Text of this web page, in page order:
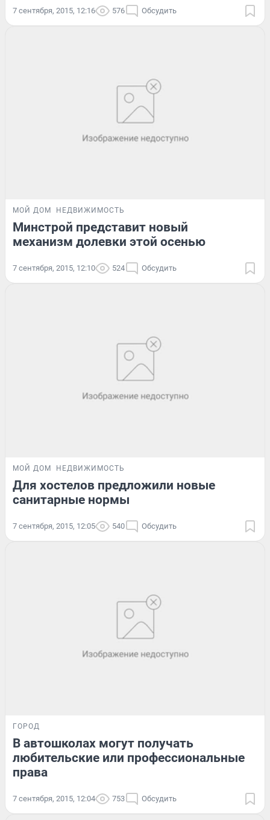
7 сентября, 2015, 12:16 576 Обсудить
МОЙ ДОМ НЕДВИЖИМОСТЬ
Минстрой представит новый
механизм долевки этой осенью
7 сентября, 2015, 12:10 524 Обсудить
МОЙ ДОМ НЕДВИЖИМОСТЬ
Для хостелов предложили новые
санитарные нормы
7 сентября, 2015, 12:05 540 Обсудить
ГОРОД
В автошколах могут получать
любительские или профессиональные
права
7 сентября, 2015, 12:04 753 Обсудить